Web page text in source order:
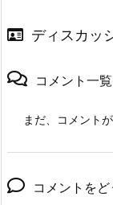
ディスカッ
コメント一覧
まだ、コメント
コメントを